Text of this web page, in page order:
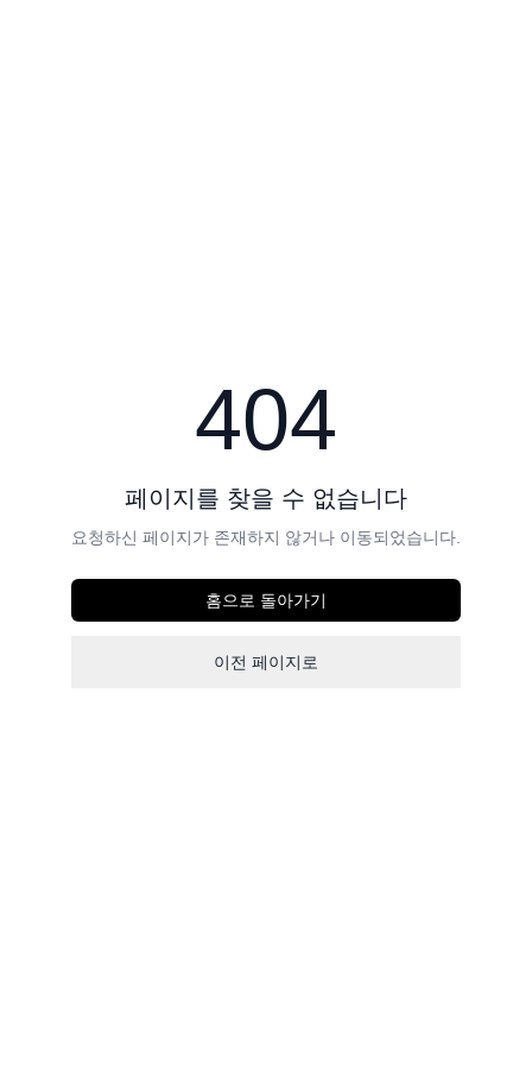
404
페이지를 찾을 수 없습니다
요청하신 페이지가 존재하지 않거나 이동되었습니다.
홈으로 돌아가기
이전 페이지로